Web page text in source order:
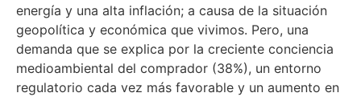
energía y una alta inflación; a causa de la situación
geopolítica y económica que vivimos. Pero, una
demanda que se explica por la creciente conciencia
medioambiental del comprador (38%), un entorno
regulatorio cada vez más favorable y un aumento en